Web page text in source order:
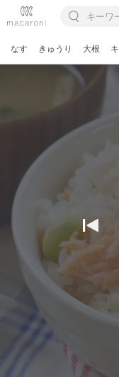
なす きゅうり 大根